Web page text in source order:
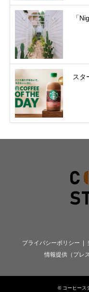
「
スタ
プライバシーポリシー
情報提供（プレ
© コーヒース